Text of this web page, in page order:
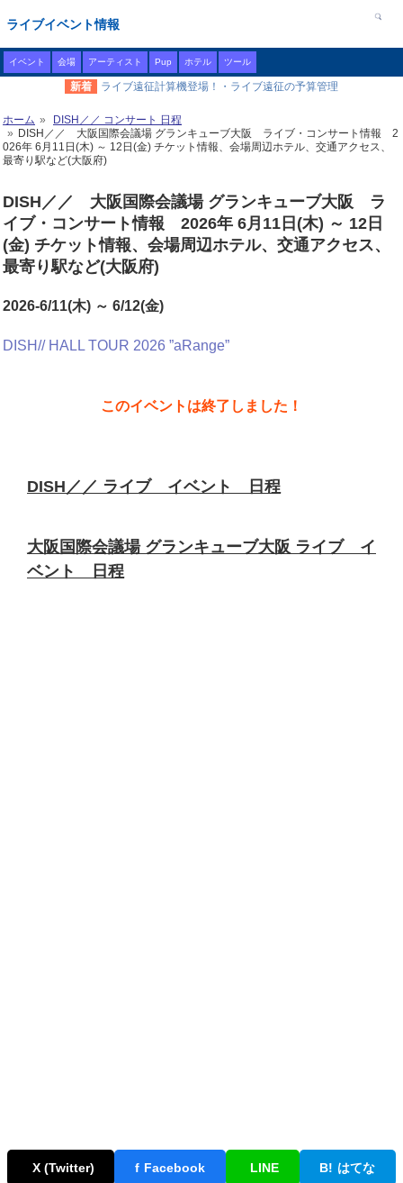
ライブイベント情報
イベント 会場 アーティスト Pup ホテル ツール
新着 ライブ遠征計算機登場！・ライブ遠征の予算管理
ホーム
DISH／／ コンサート 日程
DISH／／ 大阪国際会議場 グランキューブ大阪 ライブ・コンサート情報 2
026年 6月11日(木) ～ 12日(金) チケット情報、会場周辺ホテル、交通アクセス、
最寄り駅など(大阪府)
DISH／／ 大阪国際会議場 グランキューブ大阪 ラ
イブ・コンサート情報 2026年 6月11日(木) ～ 12日
(金) チケット情報、会場周辺ホテル、交通アクセス、
最寄り駅など(大阪府)
2026-6/11(木) ～ 6/12(金)
DISH// HALL TOUR 2026 ”aRange”
このイベントは終了しました！
DISH／／ ライブ イベント 日程
大阪国際会議場 グランキューブ大阪 ライブ イ
ベント 日程
X (Twitter) f Facebook LINE B! はてな